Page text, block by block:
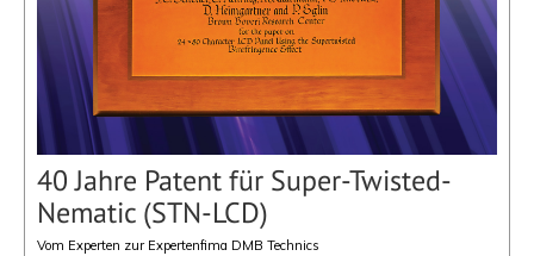
40 Jahre Patent für Super-Twisted-
Nematic (STN-LCD)
Vom Experten zur Expertenfima DMB Technics